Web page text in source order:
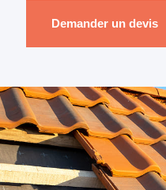
Demander un devis